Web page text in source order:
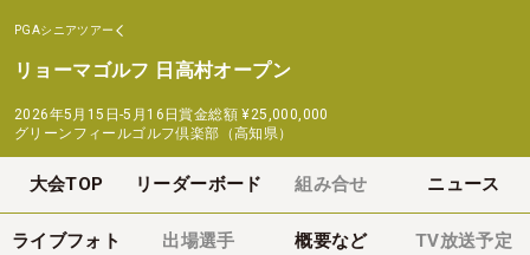
PGAシニアツアー
リョーマゴルフ 日高村オープン
2026年5月15日-5月16日賞金総額 ¥25,000,000
グリーンフィールゴルフ倶楽部（高知県）
大会TOP リーダーボード 組み合せ ニュース
ライブフォト 出場選手 概要など TV放送予定